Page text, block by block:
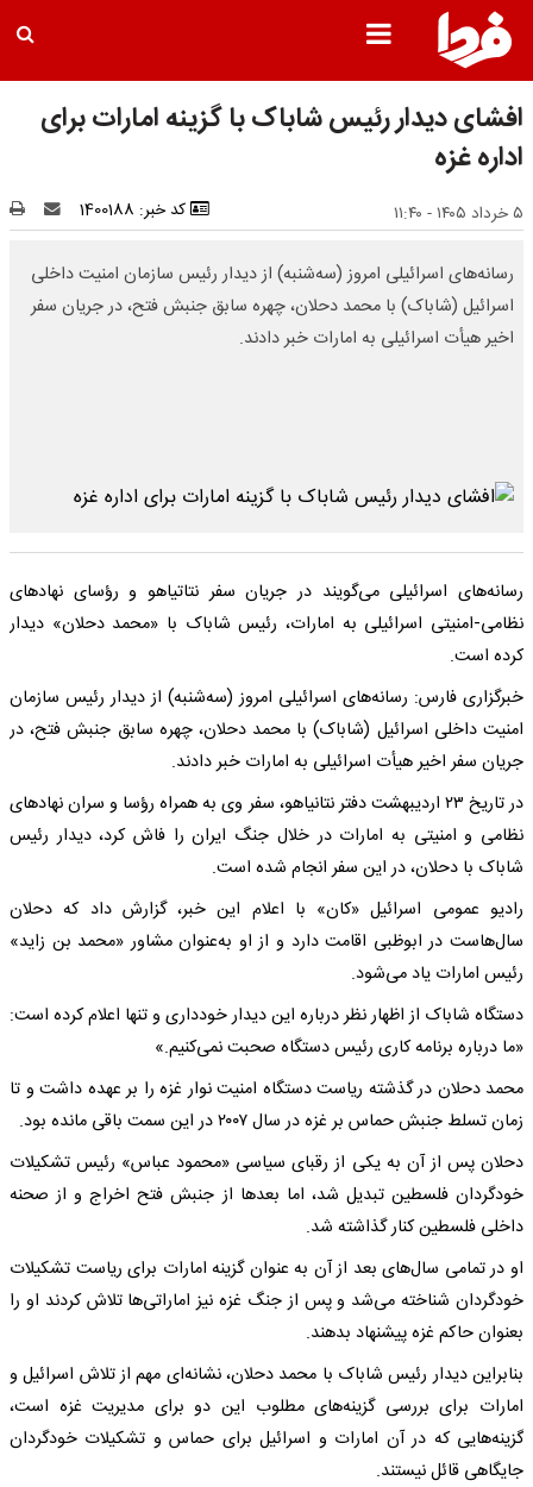
افشای دیدار رئیس شاباک با گزینه امارات برای
اداره غزه
۵ خرداد ۱۴۰۵ - ۱۱:۴۰ کد خبر: 1400188
رسانه‌های اسرائیلی امروز (سه‌شنبه) از دیدار رئیس سازمان امنیت داخلی
اسرائیل (شاباک) با محمد دحلان، چهره سابق جنبش فتح، در جریان سفر
اخیر هیأت اسرائیلی به امارات خبر دادند.
رسانه‌های اسرائیلی می‌گویند در جریان سفر نتاتیاهو و رؤسای نهادهای
نظامی-امنیتی اسرائیلی به امارات، رئیس شاباک با «محمد دحلان» دیدار
کرده است.
خبرگزاری فارس: رسانه‌های اسرائیلی امروز (سه‌شنبه) از دیدار رئیس سازمان
امنیت داخلی اسرائیل (شاباک) با محمد دحلان، چهره سابق جنبش فتح، در
جریان سفر اخیر هیأت اسرائیلی به امارات خبر دادند.
در تاریخ ۲۳ اردیبهشت دفتر نتانیاهو، سفر وی به همراه رؤسا و سران نهادهای
نظامی و امنیتی به امارات در خلال جنگ ایران را فاش کرد، دیدار رئیس
شاباک با دحلان، در این سفر انجام شده است.
رادیو عمومی اسرائیل «کان» با اعلام این خبر، گزارش داد که دحلان
سال‌هاست در ابوظبی اقامت دارد و از او به‌عنوان مشاور «محمد بن زاید»
رئیس امارات یاد می‌شود.
دستگاه شاباک از اظهار نظر درباره این دیدار خودداری و تنها اعلام کرده است:
«ما درباره برنامه کاری رئیس دستگاه صحبت نمی‌کنیم.»
محمد دحلان در گذشته ریاست دستگاه امنیت نوار غزه را بر عهده داشت و تا
زمان تسلط جنبش حماس بر غزه در سال ۲۰۰۷ در این سمت باقی مانده بود.
دحلان پس از آن به یکی از رقبای سیاسی «محمود عباس» رئیس تشکیلات
خودگردان فلسطین تبدیل شد، اما بعدها از جنبش فتح اخراج و از صحنه
داخلی فلسطین کنار گذاشته شد.
او در تمامی سال‌های بعد از آن به عنوان گزینه امارات برای ریاست تشکیلات
خودگردان شناخته می‌شد و پس از جنگ غزه نیز اماراتی‌ها تلاش کردند او را
بعنوان حاکم غزه پیشنهاد بدهند.
بنابراین دیدار رئیس شاباک با محمد دحلان، نشانه‌ای مهم از تلاش اسرائیل و
امارات برای بررسی گزینه‌های مطلوب این دو برای مدیریت غزه است،
گزینه‌هایی که در آن امارات و اسرائیل برای حماس و تشکیلات خودگردان
جایگاهی قائل نیستند.